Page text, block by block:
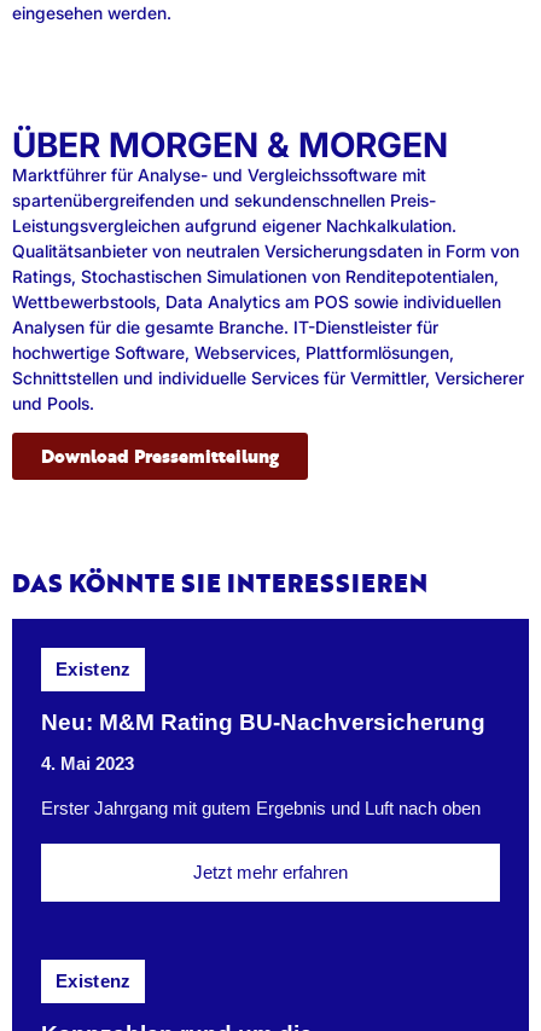
eingesehen werden.
ÜBER MORGEN & MORGEN
Marktführer für Analyse- und Vergleichssoftware mit
spartenübergreifenden und sekundenschnellen Preis-
Leistungsvergleichen aufgrund eigener Nachkalkulation.
Qualitätsanbieter von neutralen Versicherungsdaten in Form von
Ratings, Stochastischen Simulationen von Renditepotentialen,
Wettbewerbstools, Data Analytics am POS sowie individuellen
Analysen für die gesamte Branche. IT-Dienstleister für
hochwertige Software, Webservices, Plattformlösungen,
Schnittstellen und individuelle Services für Vermittler, Versicherer
und Pools.
Download Pressemitteilung
DAS KÖNNTE SIE INTERESSIEREN
Existenz
Neu: M&M Rating BU-Nachversicherung
4. Mai 2023
Erster Jahrgang mit gutem Ergebnis und Luft nach oben
Jetzt mehr erfahren
Existenz